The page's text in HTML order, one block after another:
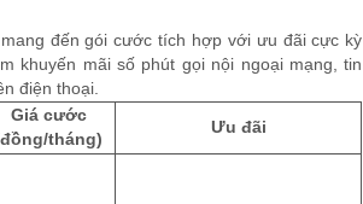
đến gói cước tích hợp với ưu đãi cực kỳ
khuyến mãi số phút gọi nội ngoại mạng, tin
điện thoại.
Giá cước
tháng)
Ưu đãi